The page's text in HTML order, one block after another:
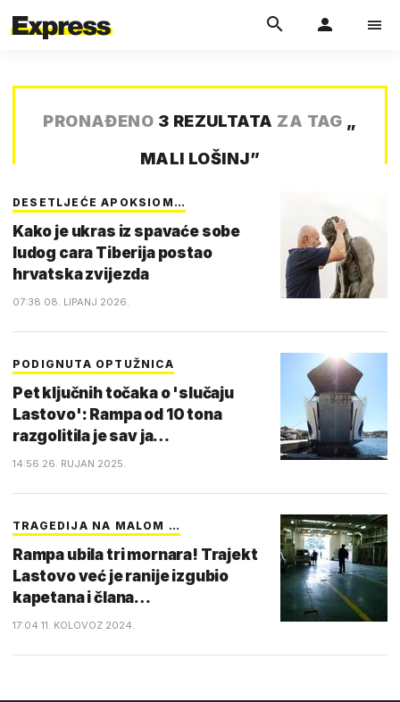
PRONAĐENO 3 REZULTATA ZA TAG „
MALI LOŠINJ”
DESETLJEĆE APOKSIOM…
Kako je ukras iz spavaće sobe
ludog cara Tiberija postao
hrvatska zvijezda
07:38 08. LIPANJ 2026.
PODIGNUTA OPTUŽNICA
Pet ključnih točaka o 'slučaju
Lastovo': Rampa od 10 tona
razgolitila je sav ja…
14:56 26. RUJAN 2025.
TRAGEDIJA NA MALOM …
Rampa ubila tri mornara! Trajekt
Lastovo već je ranije izgubio
kapetana i člana…
17:04 11. KOLOVOZ 2024.